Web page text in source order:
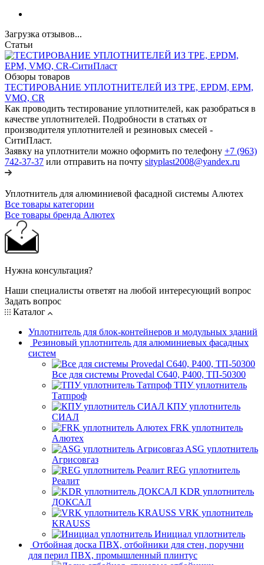
Загрузка отзывов...
Статьи
Обзоры товаров
ТЕСТИРОВАНИЕ УПЛОТНИТЕЛЕЙ ИЗ TPE, EPDM, EPM,
VMQ, CR
Как проводить тестирование уплотнителей, как разобраться в
качестве уплотнителей. Подробности в статьях от
производителя уплотнителей и резиновых смесей -
СитиПласт.
Заявку на уплотнители можно оформить по телефону +7 (963)
742-37-37 или отправить на почту sityplast2008@yandex.ru
Уплотнитель для алюминиевой фасадной системы Алютех
Все товары категории
Все товары бренда Алютех
Нужна консультация?
Наши специалисты ответят на любой интересующий вопрос
Задать вопрос
Каталог
Уплотнитель для блок-контейнеров и модульных зданий
Резиновый уплотнитель для алюминиевых фасадных
систем
Все для системы Provedal С640, Р400, ТП-50300
ТПУ уплотнитель
Татпроф
КПУ уплотнитель
СИАЛ
FRK уплотнитель
Алютех
ASG уплотнитель
Агрисовгаз
REG уплотнитель
Реалит
KDR уплотнитель
ДОКСАЛ
VRK уплотнитель
KRAUSS
Инициал уплотнитель
Отбойная доска ПВХ, отбойники для стен, поручни
для перил ПВХ, промышленный плинтус